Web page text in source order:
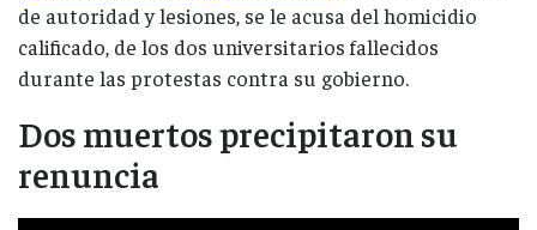
de autoridad y lesiones, se le acusa del homicidio
calificado, de los dos universitarios fallecidos
durante las protestas contra su gobierno.
Dos muertos precipitaron su
renuncia